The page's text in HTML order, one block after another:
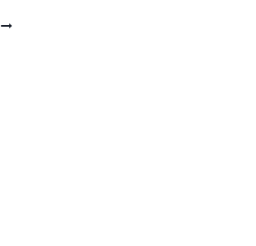
ACCIÓN